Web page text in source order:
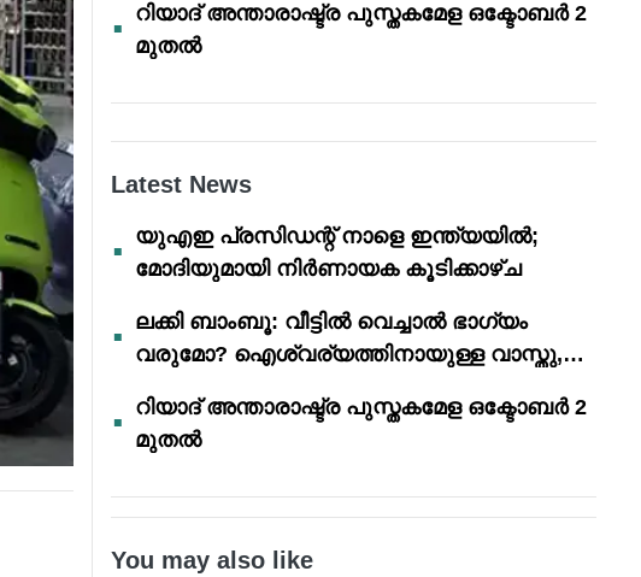
റിയാദ് അന്താരാഷ്ട്ര പുസ്തകമേള ഒക്ടോബർ 2
മുതൽ
Latest News
യുഎഇ പ്രസിഡന്റ് നാളെ ഇന്ത്യയിൽ;
മോദിയുമായി നിർണായക കൂടിക്കാഴ്ച
ലക്കി ബാംബൂ: വീട്ടിൽ വെച്ചാൽ ഭാഗ്യം
വരുമോ? ഐശ്വര്യത്തിനായുള്ള വാസ്തു,
റിയാദ് അന്താരാഷ്ട്ര പുസ്തകമേള ഒക്ടോബർ 2
മുതൽ
You may also like